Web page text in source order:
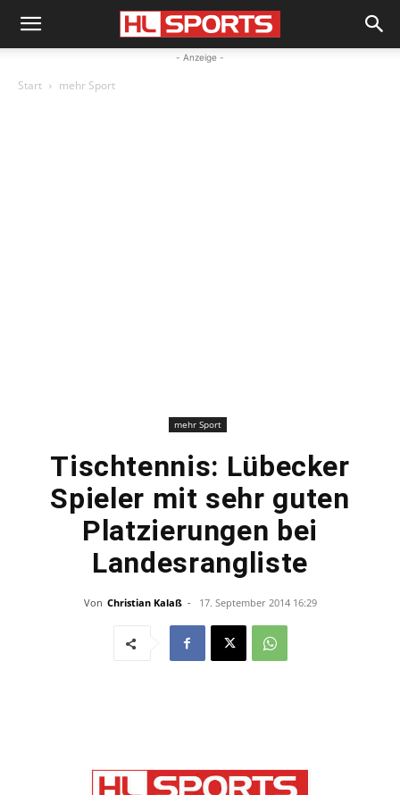
- Anzeige -
Start mehr Sport
mehr Sport
Tischtennis: Lübecker
Spieler mit sehr guten
Platzierungen bei
Landesrangliste
Von Christian Kalaß - 17. September 2014 16:29